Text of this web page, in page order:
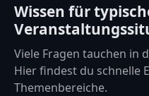
Wissen für
Viele Fragen tauchen in
Hier findest du schnelle
Themenbereiche.